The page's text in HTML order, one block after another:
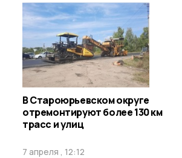
В Староюрьевском округе
отремонтируют более 130 км
трасс и улиц
7 апреля , 12:12